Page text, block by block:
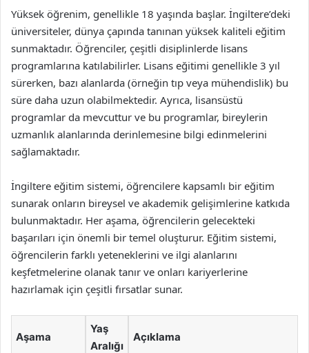
Yüksek öğrenim, genellikle 18 yaşında başlar. İngiltere’deki
üniversiteler, dünya çapında tanınan yüksek kaliteli eğitim
sunmaktadır. Öğrenciler, çeşitli disiplinlerde lisans
programlarına katılabilirler. Lisans eğitimi genellikle 3 yıl
sürerken, bazı alanlarda (örneğin tıp veya mühendislik) bu
süre daha uzun olabilmektedir. Ayrıca, lisansüstü
programlar da mevcuttur ve bu programlar, bireylerin
uzmanlık alanlarında derinlemesine bilgi edinmelerini
sağlamaktadır.
İngiltere eğitim sistemi, öğrencilere kapsamlı bir eğitim
sunarak onların bireysel ve akademik gelişimlerine katkıda
bulunmaktadır. Her aşama, öğrencilerin gelecekteki
başarıları için önemli bir temel oluşturur. Eğitim sistemi,
öğrencilerin farklı yeteneklerini ve ilgi alanlarını
keşfetmelerine olanak tanır ve onları kariyerlerine
hazırlamak için çeşitli fırsatlar sunar.
Aşama
Yaş
Aralığı
Açıklama